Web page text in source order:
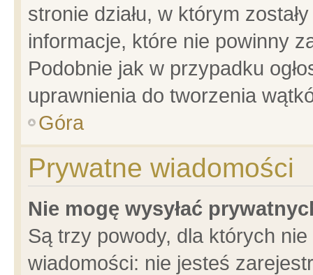
stronie działu, w którym
informacje, które nie powinny
Podobnie jak w przypadku
uprawnienia do tworzenia
Góra
Prywatne wiadomości
Nie mogę wysyłać
Są trzy powody, dla których
wiadomości: nie jesteś